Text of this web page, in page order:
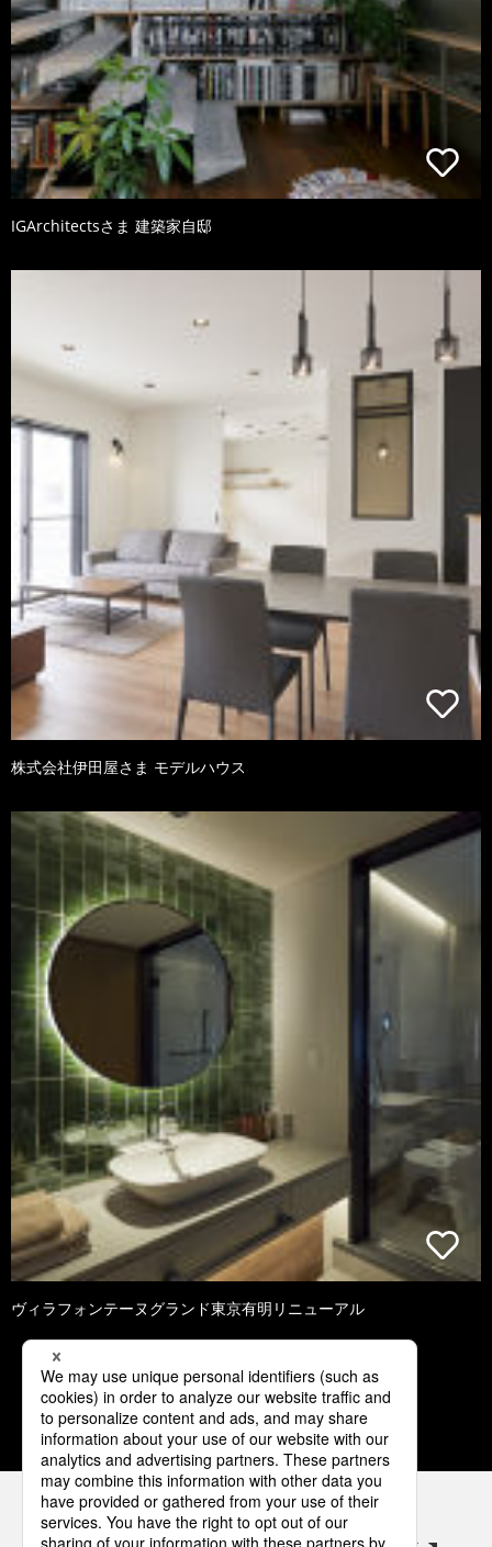
IGArchitectsさま 建築家自邸
株式会社伊田屋さま モデルハウス
ヴィラフォンテーヌグランド東京有明リニューアル
2 3 4 5 6
パナソニックの電気設備 SNSアカウント